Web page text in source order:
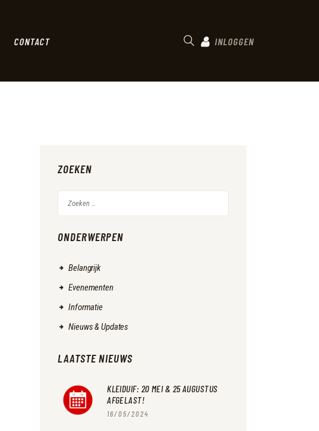
CONTACT INLOGGEN
ZOEKEN
ONDERWERPEN
Belangrijk
Evenementen
Informatie
Nieuws & Updates
LAATSTE NIEUWS
KLEIDUIF: 20 MEI & 25 AUGUSTUS
AFGELAST!
16/05/2024